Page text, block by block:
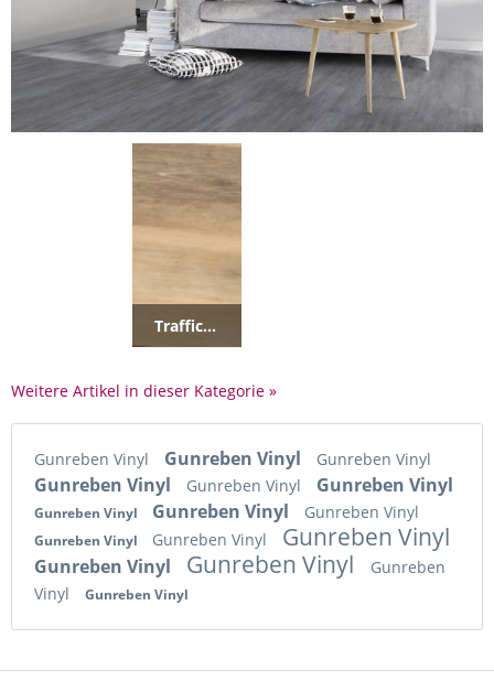
Traffic-Click 0,55mm
Weitere Artikel in dieser Kategorie »
Gunreben Vinyl Gunreben Vinyl Gunreben Vinyl
Gunreben Vinyl Gunreben Vinyl Gunreben Vinyl
Gunreben Vinyl Gunreben Vinyl Gunreben Vinyl
Gunreben Vinyl Gunreben Vinyl Gunreben Vinyl
Gunreben Vinyl Gunreben Vinyl
Gunreben
Vinyl
Gunreben Vinyl